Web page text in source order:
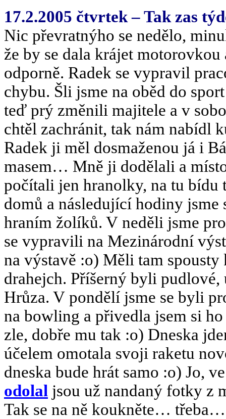
17.2.2005 čtvrtek – Tak zas
Nic převratnýho se nedělo,
že by se dala krájet
odporně. Radek se vypravil
chybu. Šli jsme na oběd do
teď prý změnili majitele a v
chtěl zachránit, tak nám nabídl
Radek ji měl dosmaženou já i
masem… Mně ji dodělali a
počítali jen hranolky, na tu bídu
domů a následující hodiny
hraním žolíků. V neděli jsme
se vypravili na Mezinárodní
na výstavě :o) Měli tam
drahejch. Příšerný byli
Hrůza. V pondělí jsme se byli
na bowling a přivedla jsem si
zle, dobře mu tak :o) Dneska
účelem omotala svoji raketu
dneska bude hrát samo :o) Jo,
odolal jsou už nandaný fotky z
Tak se na ně koukněte… třeba…